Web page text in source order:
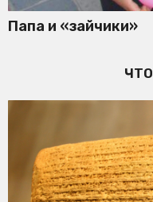
Папа и «зайчики»